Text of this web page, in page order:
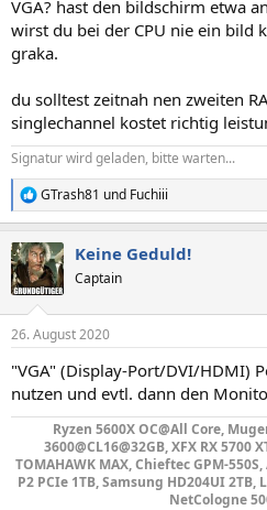
VGA? hast den bildschirm etwa
wirst du bei der CPU nie ein bild
graka.
du solltest zeitnah nen zweiten
singlechannel kostet richtig
Signatur wird geladen, bitte warten...
R
e
k
t
i
e
:
GTrash81 und Fuchiii
Keine Geduld!
Captain
26. August 2020
"VGA" (Display-Port/DVI/HDMI)
nutzen und evtl. dann den
Ryzen 5600X OC@All Core,
3600@CL16@32GB, XFX RX 5700
TOMAHAWK MAX, Chieftec GPM-
P2 PCIe 1TB, Samsung HD204UI 2TB,
NetCologne